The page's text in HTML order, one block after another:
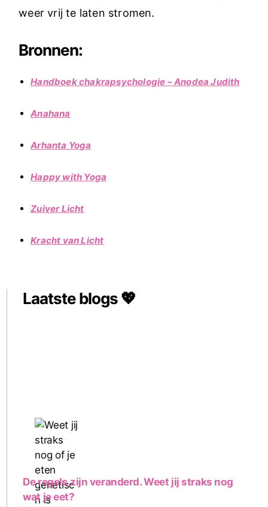
weer vrij te laten stromen.
Bronnen:
Handboek chakrapsychologie – Anodea Judith
Anahana
Arhanta Yoga
Happy with Yoga
Zuiver Licht
Kracht van Licht
Laatste blogs 💖
De regels zijn veranderd. Weet jij straks nog
wat je eet?